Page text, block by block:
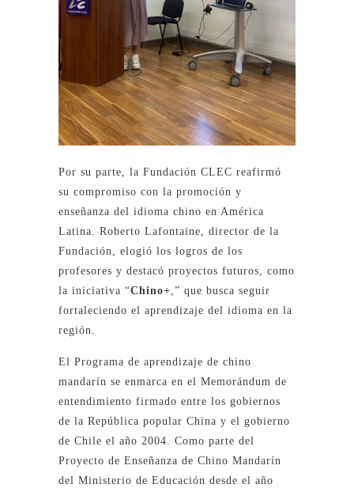
Por su parte, la Fundación CLEC reafirmó
su compromiso con la promoción y
enseñanza del idioma chino en América
Latina. Roberto Lafontaine, director de la
Fundación, elogió los logros de los
profesores y destacó proyectos futuros, como
la iniciativa “Chino+ ,” que busca seguir
fortaleciendo el aprendizaje del idioma en la
región.
El Programa de aprendizaje de chino
mandarín se enmarca en el Memorándum de
entendimiento firmado entre los gobiernos
de la República popular China y el gobierno
de Chile el año 2004. Como parte del
Proyecto de Enseñanza de Chino Mandarín
del Ministerio de Educación desde el año